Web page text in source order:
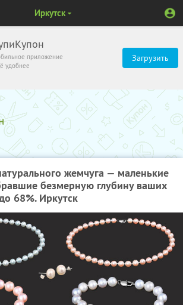
приложение
удобнее
Загрузить
Иркутск
жемчуга — маленькие
безмерную глубину ваших
68%. Иркутск